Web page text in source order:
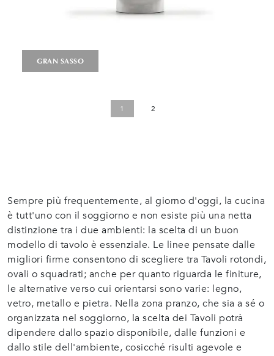
GRAN SASSO
1 2
Sempre più frequentemente, al giorno d'oggi, la cucina
è tutt'uno con il soggiorno e non esiste più una netta
distinzione tra i due ambienti: la scelta di un buon
modello di tavolo è essenziale. Le linee pensate dalle
migliori firme consentono di scegliere tra Tavoli rotondi,
ovali o squadrati; anche per quanto riguarda le finiture,
le alternative verso cui orientarsi sono varie: legno,
vetro, metallo e pietra. Nella zona pranzo, che sia a sé o
organizzata nel soggiorno, la scelta dei Tavoli potrà
dipendere dallo spazio disponibile, dalle funzioni e
dallo stile dell'ambiente, cosicché risulti agevole e